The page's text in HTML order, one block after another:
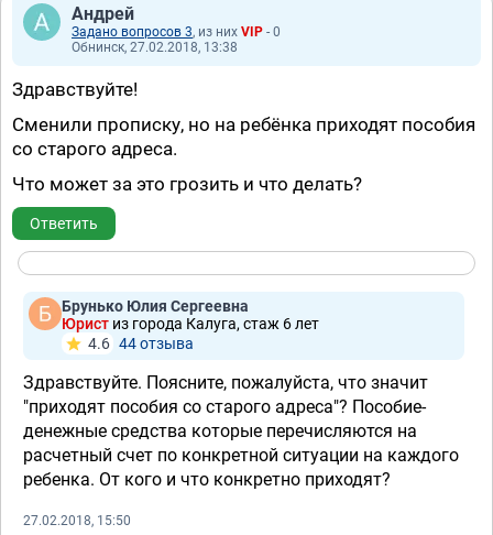
Андрей
Задано вопросов 3, из них VIP - 0
Обнинск, 27.02.2018, 13:38
Здравствуйте!
Сменили прописку, но на ребёнка приходят пособия
со старого адреса.
Что может за это грозить и что делать?
Ответить
Брунько Юлия Сергеевна
Юрист из города Калуга, стаж 6 лет
4.6 44 отзывa
Здравствуйте. Поясните, пожалуйста, что значит
"приходят пособия со старого адреса"? Пособие-
денежные средства которые перечисляются на
расчетный счет по конкретной ситуации на каждого
ребенка. От кого и что конкретно приходят?
27.02.2018, 15:50